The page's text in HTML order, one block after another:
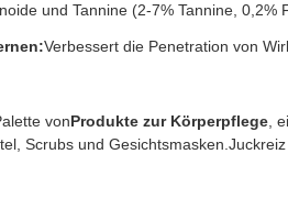
und Tannine (2-7% Tannine, 0,2%
Verbessert die Penetration von
vonProdukte zur Körperpflege ,
Scrubs und